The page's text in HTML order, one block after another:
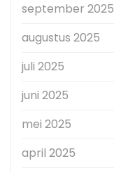
september 2025
augustus 2025
juli 2025
juni 2025
mei 2025
april 2025